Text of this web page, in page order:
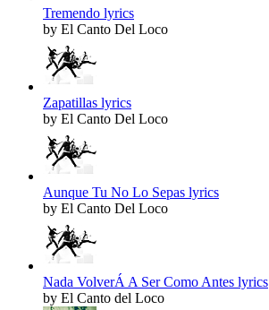
Tremendo lyrics
by El Canto Del Loco
Zapatillas lyrics
by El Canto Del Loco
Aunque Tu No Lo Sepas lyrics
by El Canto Del Loco
Nada VolverÁ A Ser Como Antes lyrics
by El Canto del Loco